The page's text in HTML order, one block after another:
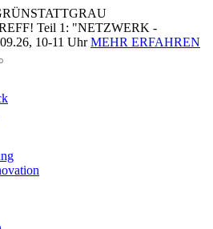
Teil 1: "NETZWERK -
10-11 UhrMEHR ERFAHREN